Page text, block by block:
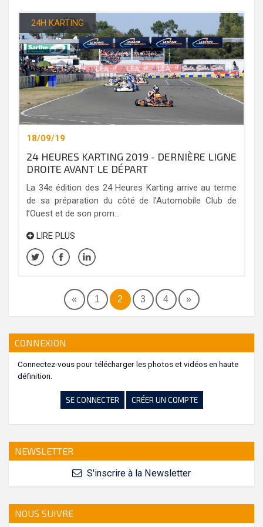
24H KARTING
18/09/19
24 HEURES KARTING 2019 - DERNIÈRE LIGNE
DROITE AVANT LE DÉPART
La 34e édition des 24 Heures Karting arrive au terme
de sa préparation du côté de l’Automobile Club de
l’Ouest et de son prom...
LIRE PLUS
« 1 2 3 4 »
CONNEXION
Connectez-vous pour télécharger les photos et vidéos en haute
définition.
SE CONNECTER CRÉER UN COMPTE
NEWSLETTER
S'inscrire à la Newsletter
NOUS SUIVRE